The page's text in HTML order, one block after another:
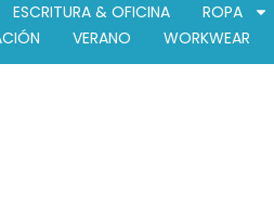
ESCRITURA & OFICINA ROPA
VERANO WORKWEAR